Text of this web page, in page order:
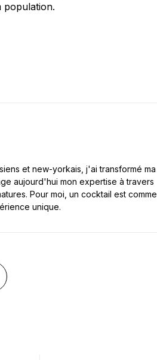
population.
et new-yorkais, j'ai transformé ma
aujourd'hui mon expertise à travers
Pour moi, un cocktail est comme
unique.